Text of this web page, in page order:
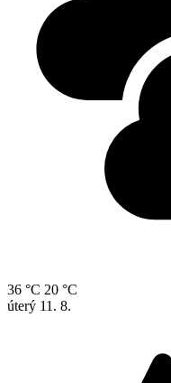
36 °C 20 °C
úterý 11. 8.